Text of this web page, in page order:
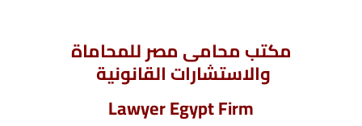
مكتب محامى مصر للمحاماة
والاستشارات القانونية
Lawyer Egypt Firm